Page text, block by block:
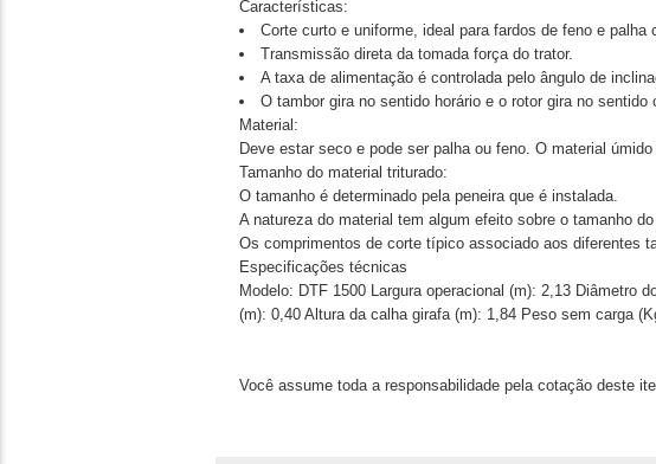
Características:
Corte curto e uniforme, ideal para fardos de feno e palha
Transmissão direta da tomada força do trator.
A taxa de alimentação é controlada pelo ângulo de
O tambor gira no sentido horário e o rotor gira no sentido
Material:
Deve estar seco e pode ser palha ou feno. O material
Tamanho do material triturado:
O tamanho é determinado pela peneira que é instalada.
A natureza do material tem algum efeito sobre o tamanho
Os comprimentos de corte típico associado aos diferentes
Especificações técnicas
Modelo: DTF 1500 Largura operacional (m): 2,13 Diâmetro
(m): 0,40 Altura da calha girafa (m): 1,84 Peso sem carga
Você assume toda a responsabilidade pela cotação deste